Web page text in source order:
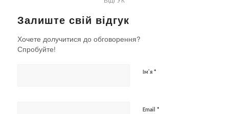
Залиште свій відгук
Хочете долучитися до обговорення?
Спробуйте!
Ім'я *
Email *